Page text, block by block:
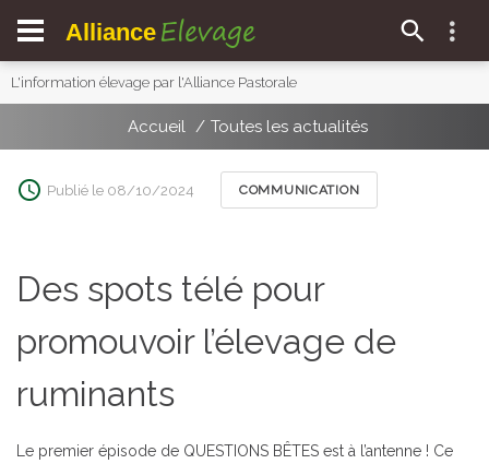
Alliance Elevage
L'information élevage par l'Alliance Pastorale
Accueil Toutes les actualités
Publié le 08/10/2024 COMMUNICATION
Des spots télé pour
promouvoir l’élevage de
ruminants
Le premier épisode de QUESTIONS BÊTES est à l’antenne ! Ce